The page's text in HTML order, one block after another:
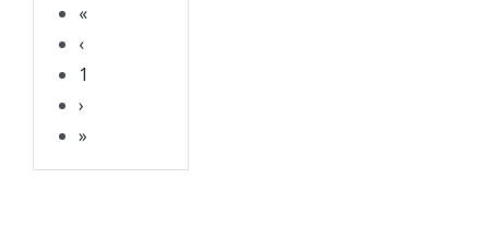
«
‹
1
›
»